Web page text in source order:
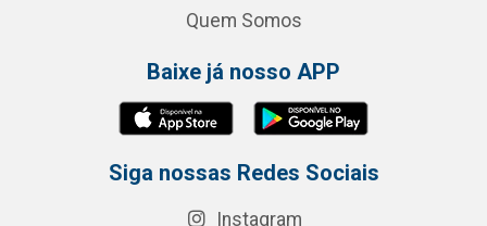
Quem Somos
Baixe já nosso APP
Siga nossas Redes Sociais
Instagram